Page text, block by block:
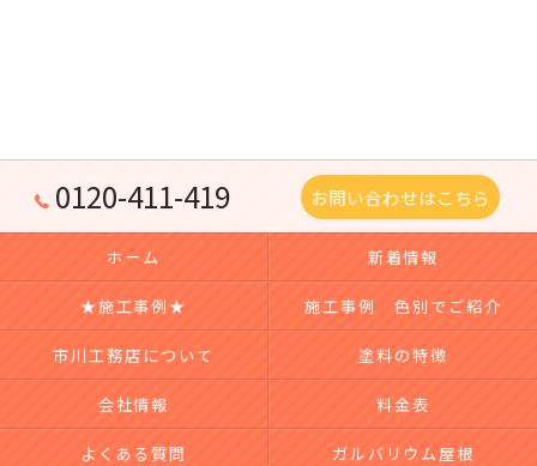
0120-411-419 お問い合わせはこちら
ホーム 新着情報
★施工事例★ 施工事例 色別でご紹介
市川工務店について 塗料の特徴
会社情報 料金表
よくある質問 ガルバリウム屋根